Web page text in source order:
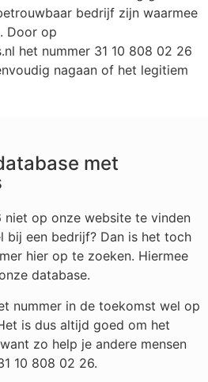
bedrijf zijn waarmee
Door op
het nummer 31 10 808 02 26
nagaan of het legitiem
met
niet op onze website te vinden
bij een bedrijf? Dan is het toch
hier op te zoeken. Hiermee
database.
nummer in de toekomst wel op
is dus altijd goed om het
zo help je andere mensen
10 808 02 26.